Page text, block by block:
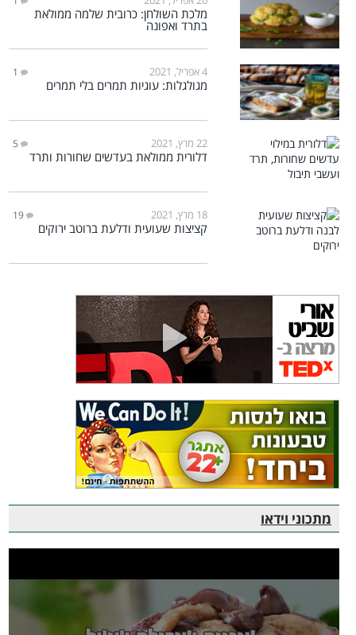
מלכת השולחן: כרובית שלמה ממולאת
בתרד ואפונה
4 אפריל, 2021 1
מגולגלות: עוגיות תמרים בלי תמרים
22 מרץ, 2021 5
דלורית ממולאת בעדשים שחורות ותרד
18 מרץ, 2021 19
קציצות שעועית ודלעת ברוטב ירוקים
מתכוני וידאו